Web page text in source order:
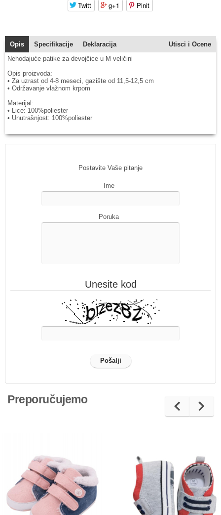
Twitt g+1 Pinit
Opis Specifikacije Deklaracija
Utisci i Ocene
Nehodajuće patike za devojčice u M veličini
Opis proizvoda:
• Za uzrast od 4-8 meseci, gazište od 11,5-12,5 cm
• Održavanje vlažnom krpom
Materijal:
• Lice: 100%poliester
• Unutrašnjost: 100%poliester
Postavite Vaše pitanje
Ime
Poruka
Unesite kod
Preporučujemo